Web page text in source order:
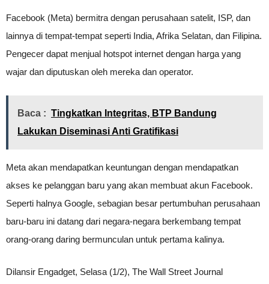
Facebook (Meta) bermitra dengan perusahaan satelit, ISP, dan
lainnya di tempat-tempat seperti India, Afrika Selatan, dan Filipina.
Pengecer dapat menjual hotspot internet dengan harga yang
wajar dan diputuskan oleh mereka dan operator.
Baca : Tingkatkan Integritas, BTP Bandung
Lakukan Diseminasi Anti Gratifikasi
Meta akan mendapatkan keuntungan dengan mendapatkan
akses ke pelanggan baru yang akan membuat akun Facebook.
Seperti halnya Google, sebagian besar pertumbuhan perusahaan
baru-baru ini datang dari negara-negara berkembang tempat
orang-orang daring bermunculan untuk pertama kalinya.
Dilansir Engadget, Selasa (1/2), The Wall Street Journal